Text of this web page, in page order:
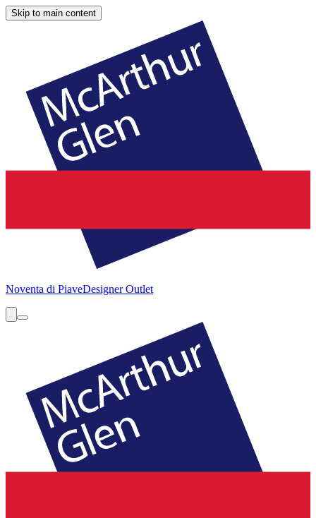
Skip to main content
Noventa di PiaveDesigner Outlet